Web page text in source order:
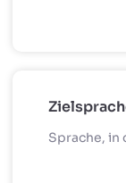
Sprache, in